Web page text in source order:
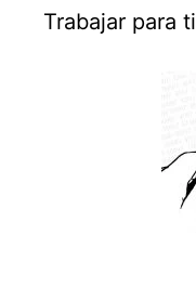
Trabajar para ti